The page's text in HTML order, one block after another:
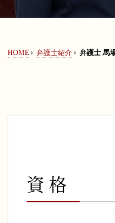
HOME › 弁護士紹介 › 弁護士 馬
資格